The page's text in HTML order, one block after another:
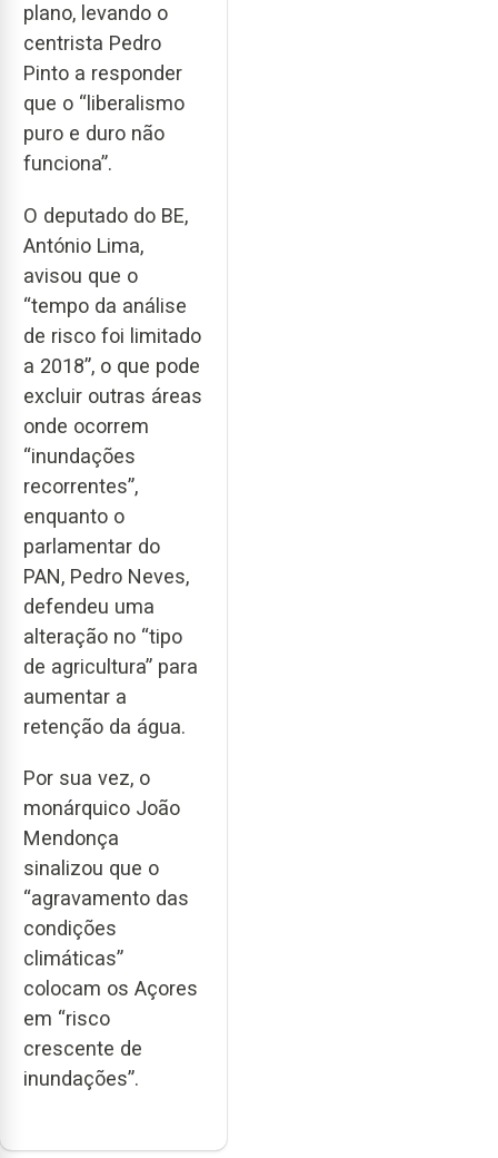
plano, levando o
centrista Pedro
Pinto a responder
que o “liberalismo
puro e duro não
funciona”.
O deputado do BE,
António Lima,
avisou que o
“tempo da análise
de risco foi limitado
a 2018”, o que pode
excluir outras áreas
onde ocorrem
“inundações
recorrentes”,
enquanto o
parlamentar do
PAN, Pedro Neves,
defendeu uma
alteração no “tipo
de agricultura” para
aumentar a
retenção da água.
Por sua vez, o
monárquico João
Mendonça
sinalizou que o
“agravamento das
condições
climáticas”
colocam os Açores
em “risco
crescente de
inundações”.